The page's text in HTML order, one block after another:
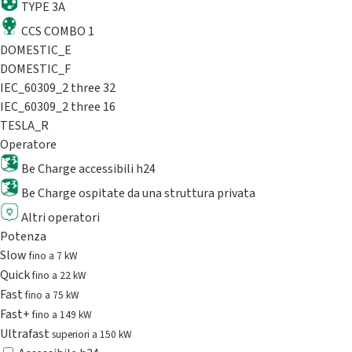
TYPE 3A
CCS COMBO 1
DOMESTIC_E
DOMESTIC_F
IEC_60309_2 three 32
IEC_60309_2 three 16
TESLA_R
Operatore
Be Charge accessibili h24
Be Charge ospitate da una struttura privata
Altri operatori
Potenza
Slowfino a 7 kW
Quickfino a 22 kW
Fastfino a 75 kW
Fast+fino a 149 kW
Ultrafast superiori a 150 kW